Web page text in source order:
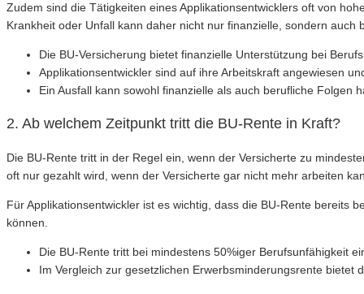
Zudem sind die Tätigkeiten eines Applikationsentwicklers oft von
Krankheit oder Unfall kann daher nicht nur finanzielle, sondern auch
Die BU-Versicherung bietet finanzielle Unterstützung bei
Applikationsentwickler sind auf ihre Arbeitskraft angewiesen
Ein Ausfall kann sowohl finanzielle als auch berufliche Folgen
2. Ab welchem Zeitpunkt tritt die BU-Rente in Kraft?
Die BU-Rente tritt in der Regel ein, wenn der Versicherte zu
oft nur gezahlt wird, wenn der Versicherte gar nicht mehr arbeiten
Für Applikationsentwickler ist es wichtig, dass die BU-Rente bereits
können.
Die BU-Rente tritt bei mindestens 50%iger Berufsunfähigkeit
Im Vergleich zur gesetzlichen Erwerbsminderungsrente bietet